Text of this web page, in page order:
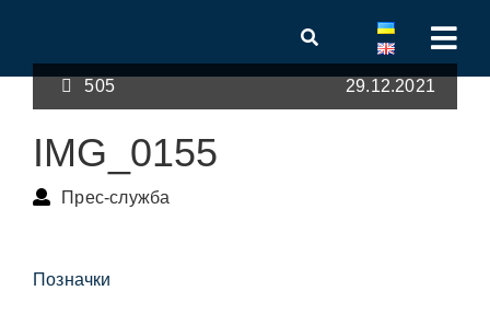
505 29.12.2021
IMG_0155
Прес-служба
Позначки